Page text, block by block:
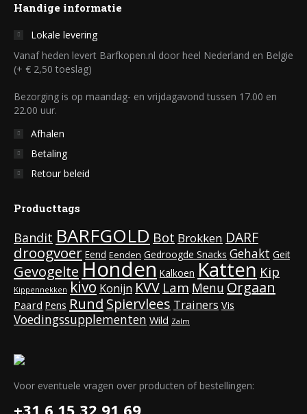
Handige informatie
Lokale levering
Vanaf heden levert Barfkopen.nl door heel Nederland en Belgie
(+ € 2,50 toeslag)
Bezorging is op maandag- en vrijdagavond tussen 17.00 en
22.00 uur.
Afhalen
Betaling
Retour beleid
Producttags
Bandit BARFGOLD Bot Brokken DARF
droogvoer Eend Eenden Gedroogde Snacks Gehakt Geit
GevogelteHonden Kalkoen Katten Kip
Kippennekken kivo Konijn KVV Lam Menu Orgaan
Paard Pens Rund Spiervlees Trainers Vis
Voedingssupplementen Wild Zalm
Voor eventuele vragen over producten of bestellingen:
+31 6 15 32 91 69